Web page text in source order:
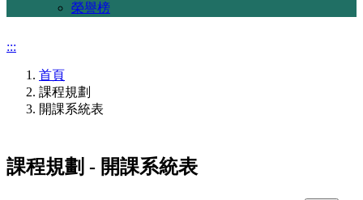
榮譽榜
:::
首頁
課程規劃
開課系統表
課程規劃 - 開課系統表